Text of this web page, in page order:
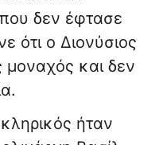
δεν έφτασε
ότι ο Διονύσιος
μοναχός και δεν
ήταν